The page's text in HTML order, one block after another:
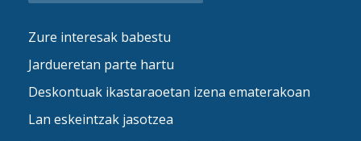
Zure interesak babestu
Jardueretan parte hartu
Deskontuak ikastaraoetan izena ematerakoan
Lan eskeintzak jasotzea